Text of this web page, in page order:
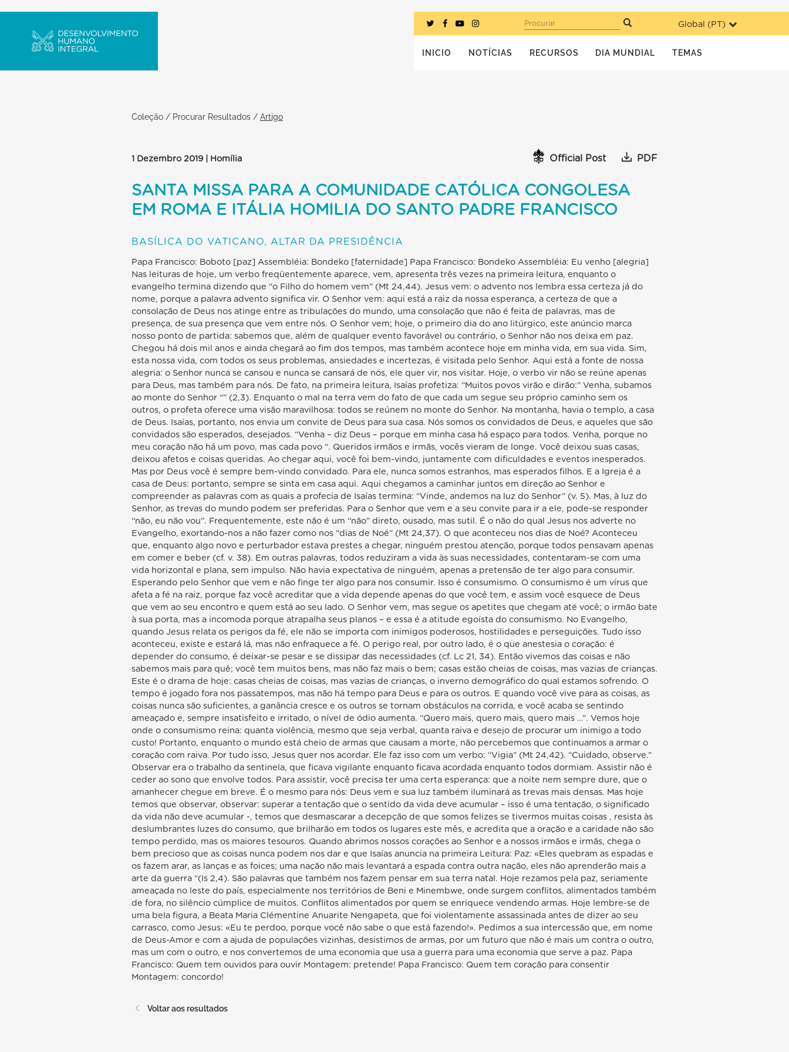
Global (PT)
Procurar
INICIO NOTÍCIAS RECURSOS DIA MUNDIAL TEMAS
Coleção / Procurar Resultados / Artigo
1 Dezembro 2019 | Homília Official Post PDF
SANTA MISSA PARA A COMUNIDADE CATÓLICA CONGOLESA
EM ROMA E ITÁLIA HOMILIA DO SANTO PADRE FRANCISCO
BASÍLICA DO VATICANO, ALTAR DA PRESIDÊNCIA
Papa Francisco: Boboto [paz] Assembléia: Bondeko [faternidade] Papa Francisco: Bondeko Assembléia: Eu venho [alegria]
Nas leituras de hoje, um verbo freqüentemente aparece, vem, apresenta três vezes na primeira leitura, enquanto o
evangelho termina dizendo que “o Filho do homem vem” (Mt 24,44). Jesus vem: o advento nos lembra essa certeza já do
nome, porque a palavra advento significa vir. O Senhor vem: aqui está a raiz da nossa esperança, a certeza de que a
consolação de Deus nos atinge entre as tribulações do mundo, uma consolação que não é feita de palavras, mas de
presença, de sua presença que vem entre nós. O Senhor vem; hoje, o primeiro dia do ano litúrgico, este anúncio marca
nosso ponto de partida: sabemos que, além de qualquer evento favorável ou contrário, o Senhor não nos deixa em paz.
Chegou há dois mil anos e ainda chegará ao fim dos tempos, mas também acontece hoje em minha vida, em sua vida. Sim,
esta nossa vida, com todos os seus problemas, ansiedades e incertezas, é visitada pelo Senhor. Aqui está a fonte de nossa
alegria: o Senhor nunca se cansou e nunca se cansará de nós, ele quer vir, nos visitar. Hoje, o verbo vir não se reúne apenas
para Deus, mas também para nós. De fato, na primeira leitura, Isaías profetiza: “Muitos povos virão e dirão:” Venha, subamos
ao monte do Senhor “” (2,3). Enquanto o mal na terra vem do fato de que cada um segue seu próprio caminho sem os
outros, o profeta oferece uma visão maravilhosa: todos se reúnem no monte do Senhor. Na montanha, havia o templo, a casa
de Deus. Isaías, portanto, nos envia um convite de Deus para sua casa. Nós somos os convidados de Deus, e aqueles que são
convidados são esperados, desejados. “Venha – diz Deus – porque em minha casa há espaço para todos. Venha, porque no
meu coração não há um povo, mas cada povo “. Queridos irmãos e irmãs, vocês vieram de longe. Você deixou suas casas,
deixou afetos e coisas queridas. Ao chegar aqui, você foi bem-vindo, juntamente com dificuldades e eventos inesperados.
Mas por Deus você é sempre bem-vindo convidado. Para ele, nunca somos estranhos, mas esperados filhos. E a Igreja é a
casa de Deus: portanto, sempre se sinta em casa aqui. Aqui chegamos a caminhar juntos em direção ao Senhor e
compreender as palavras com as quais a profecia de Isaías termina: “Vinde, andemos na luz do Senhor” (v. 5). Mas, à luz do
Senhor, as trevas do mundo podem ser preferidas. Para o Senhor que vem e a seu convite para ir a ele, pode-se responder
“não, eu não vou”. Frequentemente, este não é um “não” direto, ousado, mas sutil. É o não do qual Jesus nos adverte no
Evangelho, exortando-nos a não fazer como nos “dias de Noé” (Mt 24,37). O que aconteceu nos dias de Noé? Aconteceu
que, enquanto algo novo e perturbador estava prestes a chegar, ninguém prestou atenção, porque todos pensavam apenas
em comer e beber (cf. v. 38). Em outras palavras, todos reduziram a vida às suas necessidades, contentaram-se com uma
vida horizontal e plana, sem impulso. Não havia expectativa de ninguém, apenas a pretensão de ter algo para consumir.
Esperando pelo Senhor que vem e não finge ter algo para nos consumir. Isso é consumismo. O consumismo é um vírus que
afeta a fé na raiz, porque faz você acreditar que a vida depende apenas do que você tem, e assim você esquece de Deus
que vem ao seu encontro e quem está ao seu lado. O Senhor vem, mas segue os apetites que chegam até você; o irmão bate
à sua porta, mas a incomoda porque atrapalha seus planos – e essa é a atitude egoísta do consumismo. No Evangelho,
quando Jesus relata os perigos da fé, ele não se importa com inimigos poderosos, hostilidades e perseguições. Tudo isso
aconteceu, existe e estará lá, mas não enfraquece a fé. O perigo real, por outro lado, é o que anestesia o coração: é
depender do consumo, é deixar-se pesar e se dissipar das necessidades (cf. Lc 21, 34). Então vivemos das coisas e não
sabemos mais para quê; você tem muitos bens, mas não faz mais o bem; casas estão cheias de coisas, mas vazias de crianças.
Este é o drama de hoje: casas cheias de coisas, mas vazias de crianças, o inverno demográfico do qual estamos sofrendo. O
tempo é jogado fora nos passatempos, mas não há tempo para Deus e para os outros. E quando você vive para as coisas, as
coisas nunca são suficientes, a ganância cresce e os outros se tornam obstáculos na corrida, e você acaba se sentindo
ameaçado e, sempre insatisfeito e irritado, o nível de ódio aumenta. “Quero mais, quero mais, quero mais …”. Vemos hoje
onde o consumismo reina: quanta violência, mesmo que seja verbal, quanta raiva e desejo de procurar um inimigo a todo
custo! Portanto, enquanto o mundo está cheio de armas que causam a morte, não percebemos que continuamos a armar o
coração com raiva. Por tudo isso, Jesus quer nos acordar. Ele faz isso com um verbo: “Vigia” (Mt 24,42). “Cuidado, observe.”
Observar era o trabalho da sentinela, que ficava vigilante enquanto ficava acordada enquanto todos dormiam. Assistir não é
ceder ao sono que envolve todos. Para assistir, você precisa ter uma certa esperança: que a noite nem sempre dure, que o
amanhecer chegue em breve. É o mesmo para nós: Deus vem e sua luz também iluminará as trevas mais densas. Mas hoje
temos que observar, observar: superar a tentação que o sentido da vida deve acumular – isso é uma tentação, o significado
da vida não deve acumular -, temos que desmascarar a decepção de que somos felizes se tivermos muitas coisas , resista às
deslumbrantes luzes do consumo, que brilharão em todos os lugares este mês, e acredita que a oração e a caridade não são
tempo perdido, mas os maiores tesouros. Quando abrimos nossos corações ao Senhor e a nossos irmãos e irmãs, chega o
bem precioso que as coisas nunca podem nos dar e que Isaías anuncia na primeira Leitura: Paz: «Eles quebram as espadas e
os fazem arar, as lanças e as foices; uma nação não mais levantará a espada contra outra nação, eles não aprenderão mais a
arte da guerra “(Is 2,4). São palavras que também nos fazem pensar em sua terra natal. Hoje rezamos pela paz, seriamente
ameaçada no leste do país, especialmente nos territórios de Beni e Minembwe, onde surgem conflitos, alimentados também
de fora, no silêncio cúmplice de muitos. Conflitos alimentados por quem se enriquece vendendo armas. Hoje lembre-se de
uma bela figura, a Beata Maria Clémentine Anuarite Nengapeta, que foi violentamente assassinada antes de dizer ao seu
carrasco, como Jesus: «Eu te perdoo, porque você não sabe o que está fazendo!». Pedimos a sua intercessão que, em nome
de Deus-Amor e com a ajuda de populações vizinhas, desistimos de armas, por um futuro que não é mais um contra o outro,
mas um com o outro, e nos convertemos de uma economia que usa a guerra para uma economia que serve a paz. Papa
Francisco: Quem tem ouvidos para ouvir Montagem: pretende! Papa Francisco: Quem tem coração para consentir
Montagem: concordo!
Voltar aos resultados